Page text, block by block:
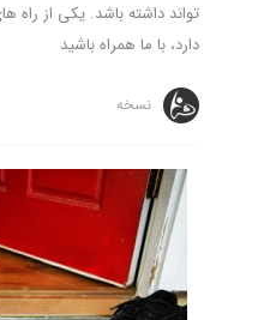
تواند داشته باشد. یکی از راه
دارد، با ما همراه باشید
نسخه